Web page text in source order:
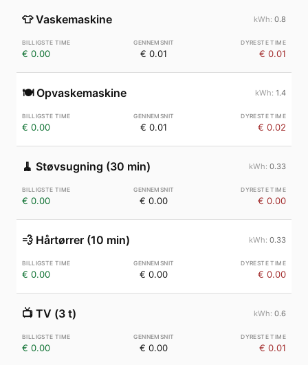
👕 Vaskemaskine 0.8
€ 0.00 € 0.01 € 0.01
🍽️ Opvaskemaskine 1.4
€ 0.00 € 0.01 € 0.02
🧹 Støvsugning (30 min) 0.33
€ 0.00 € 0.00 € 0.00
💨 Hårtørrer (10 min) 0.33
€ 0.00 € 0.00 € 0.00
📺 TV (3 t) 0.6
€ 0.00 € 0.00 € 0.01